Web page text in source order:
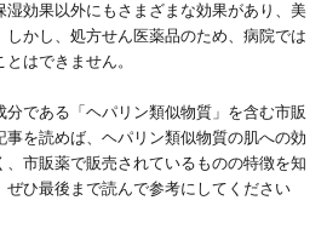
湿効果以外にもさまざまな効果があり、美
かし、処方せん医薬品のため、病院では
はできません。
である「ヘパリン類似物質」を含む市販
を読めば、ヘパリン類似物質の肌への効
市販薬で販売されているものの特徴を知
ぜひ最後まで読んで参考にしてください